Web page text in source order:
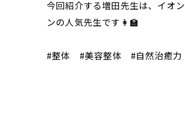
今回紹介する増田先生は、イオ
ンの人気先生です👩‍🏫
#整体 #美容整体 #自然治癒